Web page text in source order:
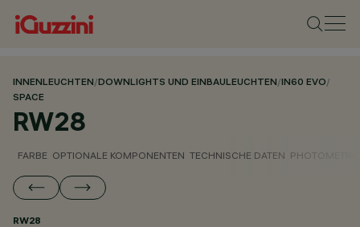
INNENLEUCHTEN/DOWNLIGHTS UND EINBAULEUCHTEN/IN60 EVO/
SPACE
RW28
FARBE OPTIONALE KOMPONENTEN TECHNISCHE DATEN
RW28